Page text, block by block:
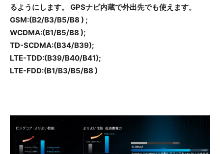
るようにします。 GPSナビ内蔵で外出先でも使えます。
GSM:(B2/B3/B5/B8 ) ;
WCDMA:(B1/B5/B8 );
TD-SCDMA:(B34/B39);
LTE-TDD:(B39/B40/B41);
LTE-FDD:(B1/B3/B5/B8 )